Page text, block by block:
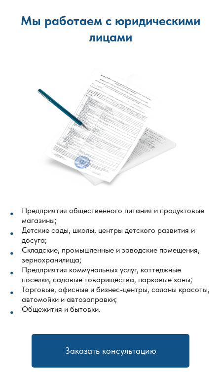
Мы работаем с юридическими
лицами
Предприятия общественного питания и продуктовые
магазины;
Детские сады, школы, центры детского развития и
досуга;
Складские, промышленные и заводские помещения,
зернохранилища;
Предприятия коммунальных услуг, коттеджные
поселки, садовые товарищества, парковые зоны;
Торговые, офисные и бизнес-центры, салоны красоты,
автомойки и автозаправки;
Общежития и бытовки.
Заказать консультацию